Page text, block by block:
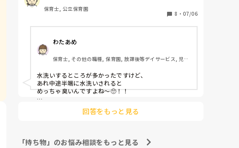
水洗いした方がいいと思っていて、、、みなさんは水
洗いしていますか？
保育士, 公立保育園
8 ・ 07/06
わたあめ
保育士, その他の職種, 保育園, 放課後等デイサービス, 児童
水洗いするところが多かったですけど、
あれ中途半端に水洗いされると
めっちゃ臭いんですよね〜🥺！！
そのままのほうがいいかもって
最近思ってます笑🥺！！ 回答をもっと見る
「持ち物」のお悩み相談をもっと見る